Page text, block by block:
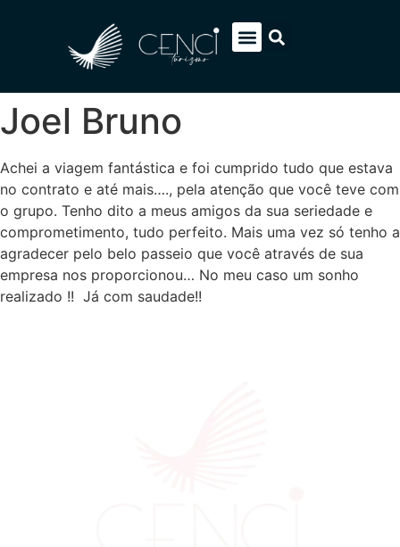
Joel Bruno
Achei a viagem fantástica e foi cumprido tudo que estava
no contrato e até mais…., pela atenção que você teve com
o grupo. Tenho dito a meus amigos da sua seriedade e
comprometimento, tudo perfeito. Mais uma vez só tenho a
agradecer pelo belo passeio que você através de sua
empresa nos proporcionou… No meu caso um sonho
realizado !! Já com saudade!!